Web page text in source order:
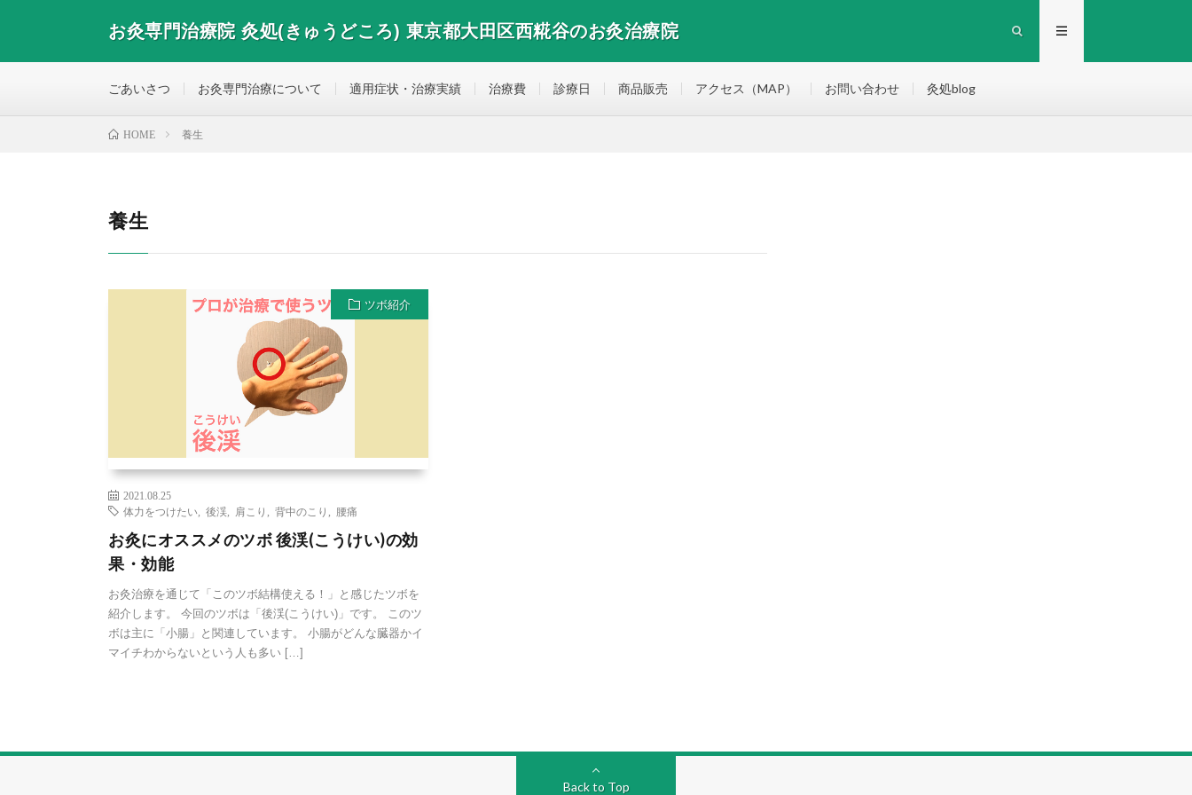
お灸専門治療院 灸処(きゅうどころ) 東京都大田区西糀谷のお灸治療院
ごあいさつ お灸専門治療について 適用症状・治療実績 治療費 診療日 商品販売 アクセス（MAP） お問い合わせ 灸処blog
HOME 養生
養生
ツボ紹介
2021.08.25
体力をつけたい
後渓 肩こり 背中のこり 腰痛
お灸にオススメのツボ 後渓(こうけい)の効
果・効能
お灸治療を通じて「このツボ結構使える！」と感じたツボを
紹介します。 今回のツボは「後渓(こうけい)」です。 このツ
ボは主に「小腸」と関連しています。 小腸がどんな臓器かイ
マイチわからないという人も多い […]
Back to Top